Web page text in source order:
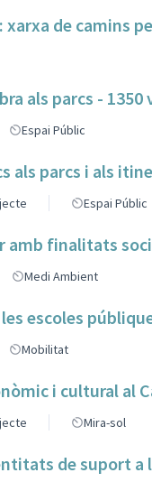
xarxa de camins
als parcs - 1350
Espai Públic
als parcs i als
Espai Públic
amb finalitats
Medi Ambient
escoles
Mobilitat
i cultural al
Mira-sol
de suport a